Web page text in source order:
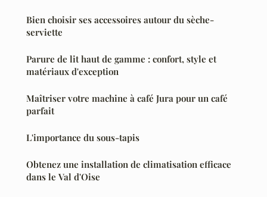
Bien choisir ses accessoires autour du sèche-
serviette
Parure de lit haut de gamme : confort, style et
matériaux d'exception
Maîtriser votre machine à café Jura pour un café
parfait
L'importance du sous-tapis
Obtenez une installation de climatisation efficace
dans le Val d'Oise